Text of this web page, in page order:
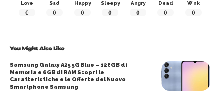
Love
0
Sad
0
Happy
0
Sleepy
0
Angry
0
Dead
0
Wink
0
You Might Also Like
Samsung Galaxy A25 5G Blue – 128GB di
Memoria e 6GB di RAM Scopri le
Caratteristiche e le Offerte del Nuovo
Smartphone Samsung